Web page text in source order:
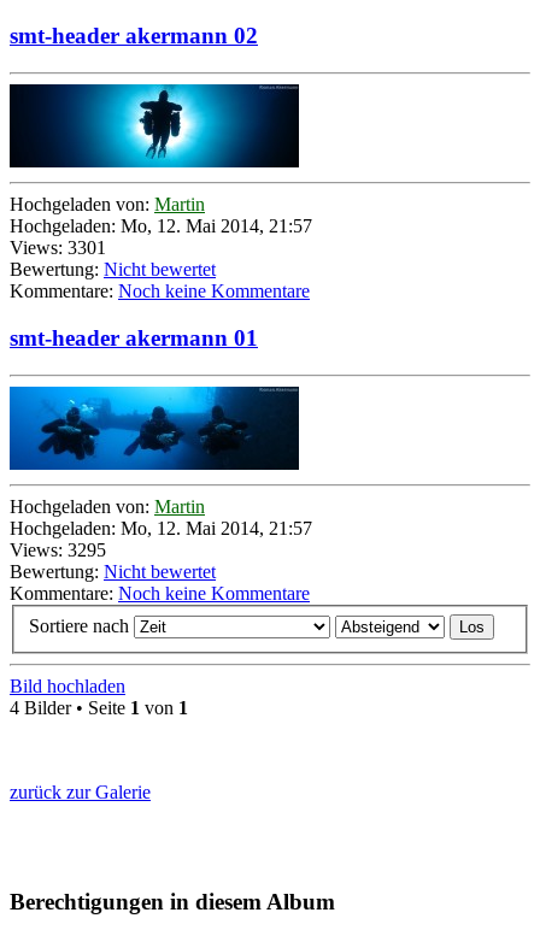
smt-header akermann 02
Hochgeladen von: Martin
Hochgeladen: Mo, 12. Mai 2014, 21:57
Views: 3301
Bewertung: Nicht bewertet
Kommentare: Noch keine Kommentare
smt-header akermann 01
Hochgeladen von: Martin
Hochgeladen: Mo, 12. Mai 2014, 21:57
Views: 3295
Bewertung: Nicht bewertet
Kommentare: Noch keine Kommentare
Sortiere nach
Bild hochladen
4 Bilder • Seite 1 von 1
zurück zur Galerie
Berechtigungen in diesem Album